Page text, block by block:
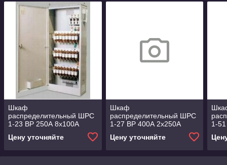
Шкаф
распределительный ШРС
1-23 ВР 250А 8х100А
Цену уточняйте
Шкаф
распределительный ШРС
1-27 ВР 400А 2х250А
Цену уточняйте
1-